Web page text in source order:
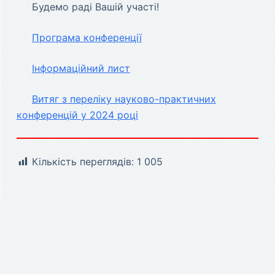
Будемо раді Вашій участі!
Програма конференції
Інформаційний лист
Витяг з переліку науково-практичних
конференцій у 2024 році
Кількість переглядів: 1 005